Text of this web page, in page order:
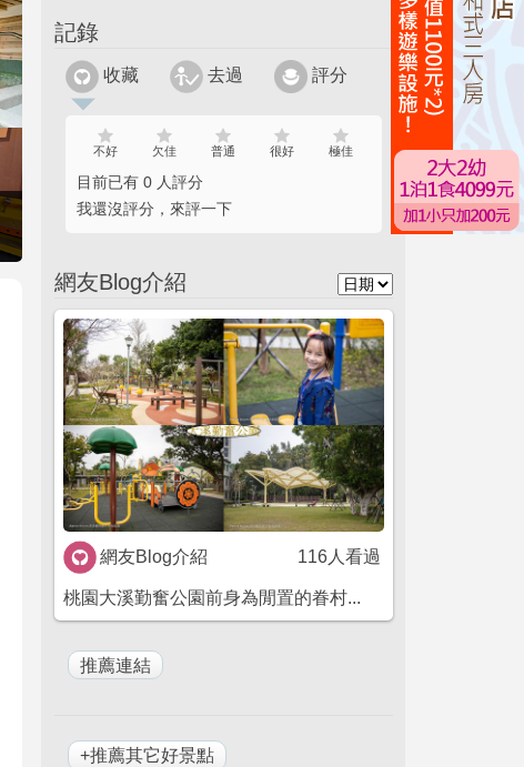
記錄
收藏 去過 評分
不好 欠佳 普通 很好 極佳
目前已有 0 人評分
我還沒評分，來評一下
網友Blog介紹
網友Blog介紹 116人看過
桃園大溪勤奮公園前身為閒置的眷村...
+推薦其它好景點